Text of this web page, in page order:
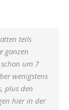
teils
ganzen
um 7
wenigstens
plus den
hier in der